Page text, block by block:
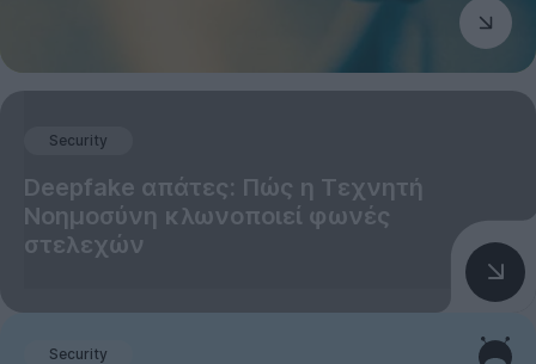
Security
Deepfake απάτες: Πώς η Τεχνητή
Νοημοσύνη κλωνοποιεί φωνές
στελεχών
Security